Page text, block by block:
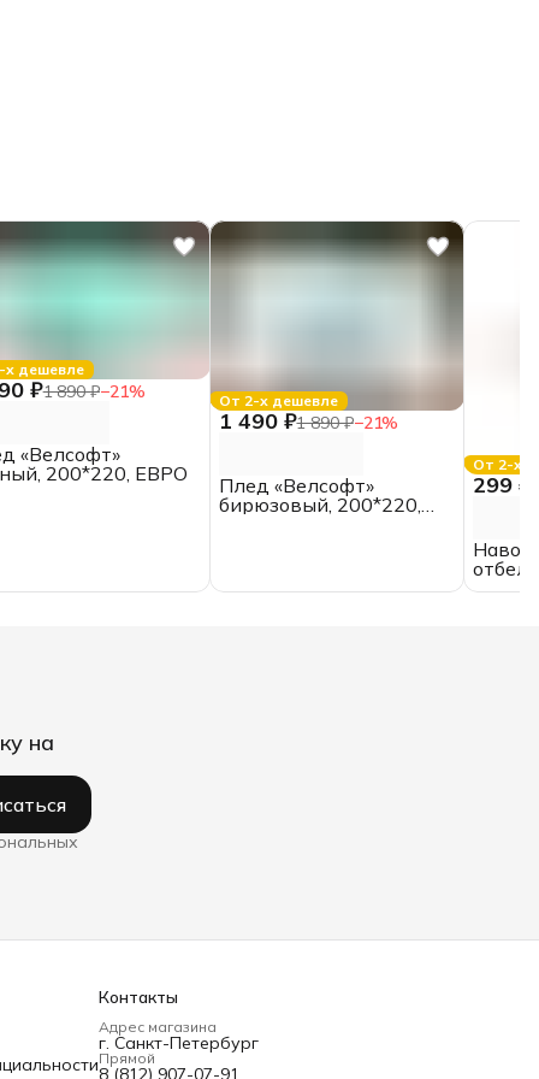
х дешевле
₽1 890 ₽−21%
«Велсофт»
200*220, ЕВРО
От 2-х дешевле
1 490 ₽1 890 ₽−21%
Плед «Велсофт»
бирюзовый, 200*220,
От 2-х
299 ₽
на
Контакты
Адрес магазина
г. Санкт-Петербург
Прямой
8 (812) 907-07-91